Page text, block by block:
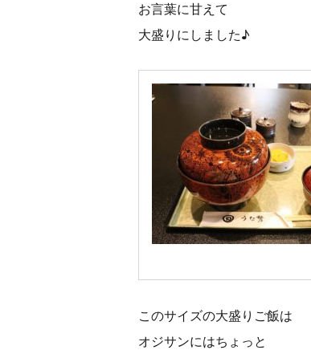
お言葉に甘えて
大盛りにしました♪
このサイズの大盛りご飯は
オジサンにはちょっと